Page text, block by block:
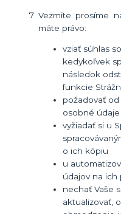
Vezmite prosíme
máte právo:
vziať súhlas
kedykoľvek
následok
funkcie
požadovať od
osobné údaje
vyžiadať si u
o ich kópiu
u
údajov na
nechať Vaše
aktualizovať,